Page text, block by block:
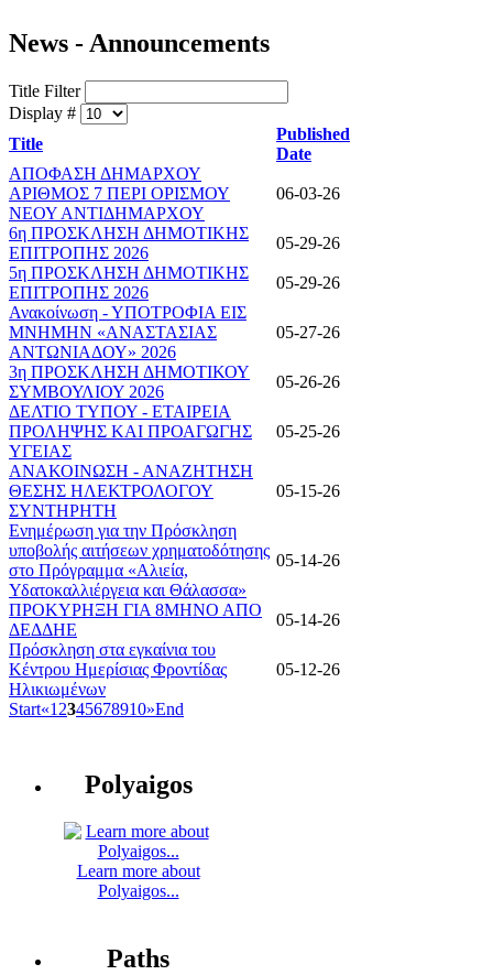
News - Announcements
Title Filter
Display #
Title
Published
Date
ΑΠΟΦΑΣΗ ΔΗΜΑΡΧΟΥ
ΑΡΙΘΜΟΣ 7 ΠΕΡΙ ΟΡΙΣΜΟΥ
ΝΕΟΥ ΑΝΤΙΔΗΜΑΡΧΟΥ
06-03-26
6η ΠΡΟΣΚΛΗΣΗ ΔΗΜΟΤΙΚΗΣ
ΕΠΙΤΡΟΠΗΣ 2026
05-29-26
5η ΠΡΟΣΚΛΗΣΗ ΔΗΜΟΤΙΚΗΣ
ΕΠΙΤΡΟΠΗΣ 2026
05-29-26
Ανακοίνωση - ΥΠΟΤΡΟΦΙΑ ΕΙΣ
ΜΝΗΜΗΝ «ΑΝΑΣΤΑΣΙΑΣ
ΑΝΤΩΝΙΑΔΟΥ» 2026
05-27-26
3η ΠΡΟΣΚΛΗΣΗ ΔΗΜΟΤΙΚΟΥ
ΣΥΜΒΟΥΛΙΟΥ 2026
05-26-26
ΔΕΛΤΙΟ ΤΥΠΟΥ - ΕΤΑΙΡΕΙΑ
ΠΡΟΛΗΨΗΣ ΚΑΙ ΠΡΟΑΓΩΓΗΣ
ΥΓΕΙΑΣ
05-25-26
ΑΝΑΚΟΙΝΩΣΗ - ΑΝΑΖΗΤΗΣΗ
ΘΕΣΗΣ ΗΛΕΚΤΡΟΛΟΓΟΥ
ΣΥΝΤΗΡΗΤΗ
05-15-26
Ενημέρωση για την Πρόσκληση
υποβολής αιτήσεων χρηματοδότησης
στο Πρόγραμμα «Αλιεία,
Υδατοκαλλιέργεια και Θάλασσα»
05-14-26
ΠΡΟΚΥΡΗΞΗ ΓΙΑ 8ΜΗΝΟ ΑΠΟ
ΔΕΔΔΗΕ
05-14-26
Πρόσκληση στα εγκαίνια του
Κέντρου Ημερίσιας Φροντίδας
Ηλικιωμένων
05-12-26
Start«1 2345678910»End
Polyaigos
Learn more about
Polyaigos...
Paths